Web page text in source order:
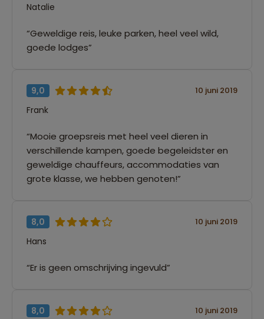
Natalie
“Geweldige reis, leuke parken, heel veel wild,
goede lodges”
9,0 10 juni 2019
Frank
“Mooie groepsreis met heel veel dieren in
verschillende kampen, goede begeleidster en
geweldige chauffeurs, accommodaties van
grote klasse, we hebben genoten!”
8,0 10 juni 2019
Hans
“Er is geen omschrijving ingevuld”
8,0 10 juni 2019